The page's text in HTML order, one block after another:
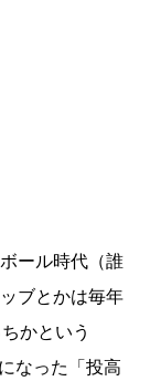
ール時代（誰
ブとかは毎年
かという
なった「投高